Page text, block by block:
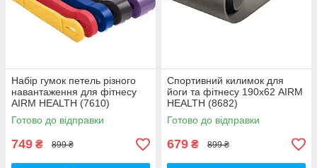
Набір гумок петель різного
навантаження для фітнесу
AIRM HEALTH (7610)
Готово до відправки
749 ₴ 899 ₴
Спортивний килимок для
йоги та фітнесу 190х62 AIRM
HEALTH (8682)
Готово до відправки
679 ₴ 899 ₴